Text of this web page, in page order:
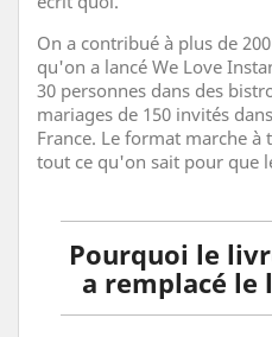
On a contribué à plus de
qu'on a lancé We Love
30 personnes dans des
mariages de 150 invités
France. Le format marche à
tout ce qu'on sait pour que
Pourquoi le
a remplacé le